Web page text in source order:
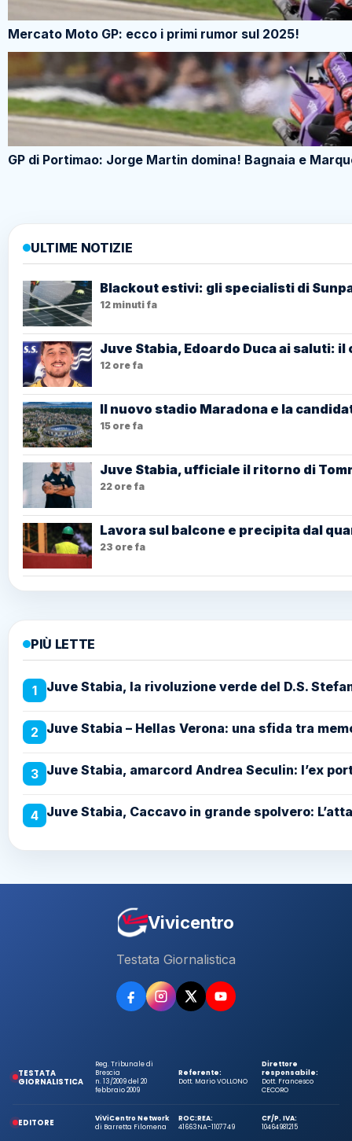
Mercato Moto GP: ecco i primi rumor sul 2025!
GP di Portimao: Jorge Martin domina! Bagnaia e
ULTIME NOTIZIE
Blackout estivi: gli specialisti di
12 minuti fa
Juve Stabia, Edoardo Duca ai saluti:
12 ore fa
Il nuovo stadio Maradona e la
15 ore fa
Juve Stabia, ufficiale il ritorno di
22 ore fa
Lavora sul balcone e precipita dal
23 ore fa
PIÙ LETTE
1 Juve Stabia, la rivoluzione verde del D.S.
2 Juve Stabia – Hellas Verona: una sfida tra
3 Juve Stabia, amarcord Andrea Seculin: l’ex
4 Juve Stabia, Caccavo in grande spolvero:
Vivicentro
Testata Giornalistica
TESTATA
GIORNALISTICA
Reg. Tribunale di
Brescia
n. 13/2009 del 20
febbraio 2009
Referente:
Dott. Mario VOLLONO
Direttore
responsabile:
Dott. Francesco
CECORO
EDITORE
ViViCentro Network
di Barretta Filomena
ROC:
41663
REA:
NA-1107749
CF/P. IVA:
10464981215